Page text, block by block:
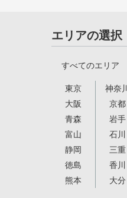
エリアの選択
すべてのエリア
東京 神奈川
大阪
京都
青森
岩手
富山
石川
静岡
三重
徳島
香川
熊本
大分